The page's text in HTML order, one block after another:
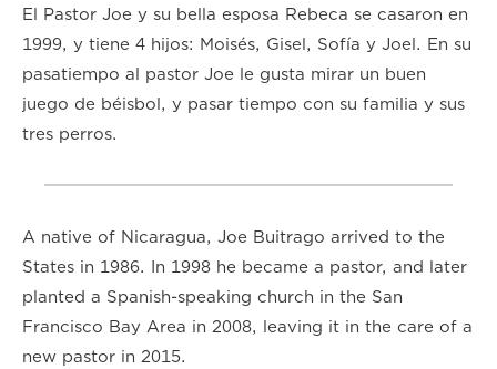
El Pastor Joe y su bella esposa Rebeca se casaron en
1999, y tiene 4 hijos: Moisés, Gisel, Sofía y Joel. En su
pasatiempo al pastor Joe le gusta mirar un buen
juego de béisbol, y pasar tiempo con su familia y sus
tres perros.
A native of Nicaragua, Joe Buitrago arrived to the
States in 1986. In 1998 he became a pastor, and later
planted a Spanish-speaking church in the San
Francisco Bay Area in 2008, leaving it in the care of a
new pastor in 2015.